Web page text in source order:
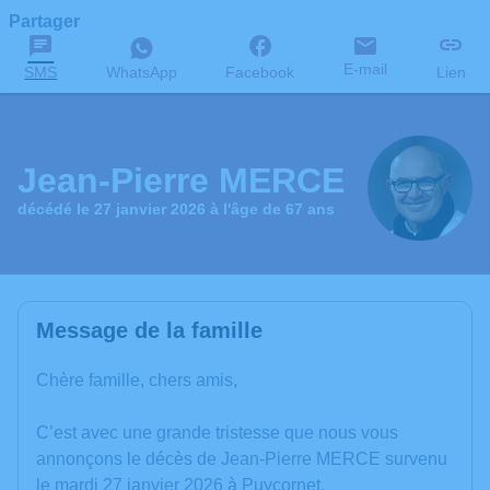
Partager
SMS WhatsApp Facebook E-mail Lien
Jean-Pierre MERCE
décédé le 27 janvier 2026 à l'âge de 67 ans
Message de la famille
Chère famille, chers amis,
C’est avec une grande tristesse que nous vous
annonçons le décès de Jean-Pierre MERCE survenu
le mardi 27 janvier 2026 à Puycornet.